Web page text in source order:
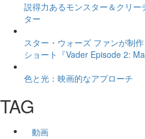
説得力あるモンスター＆クリ
ター
スター・ウォーズ ファンが制
ショート『Vader Episode 2:
色と光：映画的なアプローチ
TAG
動画